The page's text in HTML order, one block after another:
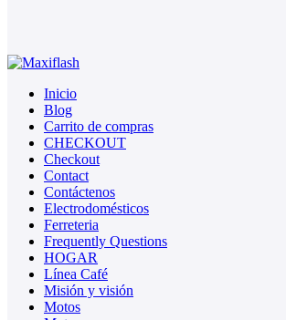
Inicio
Blog
Carrito de compras
CHECKOUT
Checkout
Contact
Contáctenos
Electrodomésticos
Ferreteria
Frequently Questions
HOGAR
Línea Café
Misión y visión
Motos